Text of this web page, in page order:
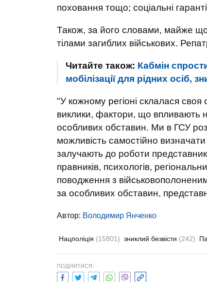
поховання тощо; соціальні
Також, за його словами, майже
тілами загиблих військових.
Читайте також: Кабмін
мобілізації для рідних осіб,
"У кожному регіоні склалася своя
виклики, фактори, що впливають
особливих обставин. Ми в ГСУ
можливість самостійно
залучають до роботи
правників, психологів,
поводження з
за особливих обставин,
Автор: Володимир Янченко
Нацполіція (15801) зниклий безвісти (242)
ПОДІЛИТИСЯ: